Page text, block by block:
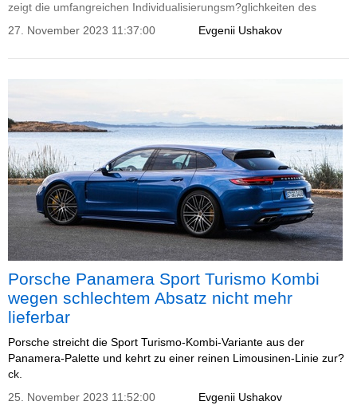
zeigt die umfangreichen Individualisierungsm?glichkeiten des
Evgenii Ushakov
27. November 2023 11:37:00
Porsche Panamera Sport Turismo Kombi
wegen schlechtem Absatz nicht mehr
lieferbar
Porsche streicht die Sport Turismo-Kombi-Variante aus der
Panamera-Palette und kehrt zu einer reinen Limousinen-Linie zur?
ck.
Evgenii Ushakov
25. November 2023 11:52:00